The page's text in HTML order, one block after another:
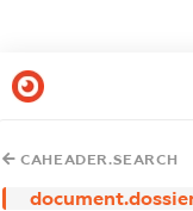
CAHEADER.SEARCH